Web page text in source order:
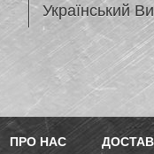
Український
ПРО НАС